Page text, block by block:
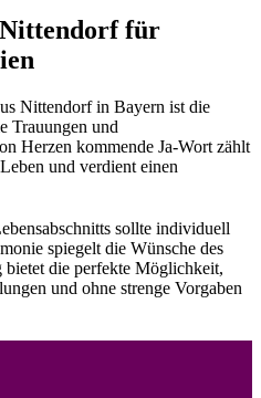
für
Nittendorf in Bayern ist die
Trauungen und
Herzen kommende Ja-Wort zählt
und verdient einen
sollte individuell
spiegelt die Wünsche des
bietet die perfekte Möglichkeit,
und ohne strenge Vorgaben